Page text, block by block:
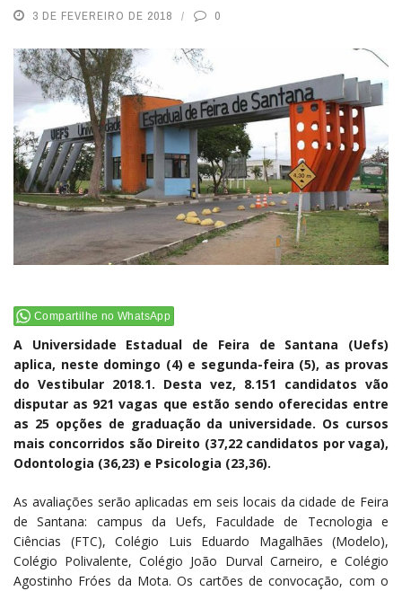
3 DE FEVEREIRO DE 2018 0
Compartilhe no WhatsApp
A Universidade Estadual de Feira de Santana (Uefs)
aplica, neste domingo (4) e segunda-feira (5), as provas
do Vestibular 2018.1. Desta vez, 8.151 candidatos vão
disputar as 921 vagas que estão sendo oferecidas entre
as 25 opções de graduação da universidade. Os cursos
mais concorridos são Direito (37,22 candidatos por vaga),
Odontologia (36,23) e Psicologia (23,36).
As avaliações serão aplicadas em seis locais da cidade de Feira
de Santana: campus da Uefs, Faculdade de Tecnologia e
Ciências (FTC), Colégio Luis Eduardo Magalhães (Modelo),
Colégio Polivalente, Colégio João Durval Carneiro, e Colégio
Agostinho Fróes da Mota. Os cartões de convocação, com o